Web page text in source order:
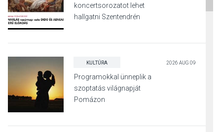
koncertsorozatot lehet
hallgatni Szentendrén
KULTÚRA 2026 AUG 09
Programokkal ünneplik a
szoptatás világnapját
Pomázon